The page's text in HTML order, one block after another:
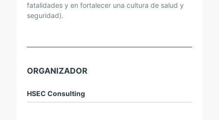
fatalidades y en fortalecer una cultura de salud y
seguridad).
ORGANIZADOR
HSEC Consulting